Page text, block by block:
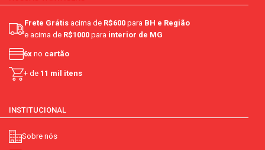
Frete Grátis acima de R$600 para BH e Região
e acima de R$1000 para interior de MG
6x no cartão
+ de 11 mil itens
INSTITUCIONAL
Sobre nós